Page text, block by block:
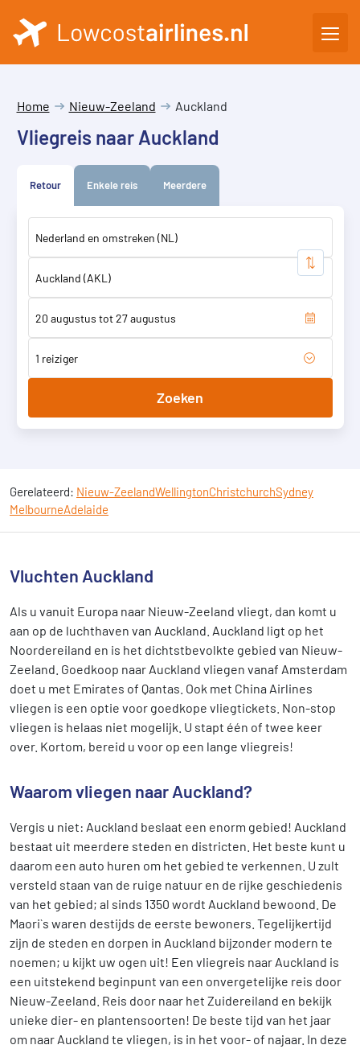
Home Nieuw-Zeeland Auckland
Vliegreis naar Auckland
Retour Enkele reis Meerdere
1 reiziger
Zoeken
Gerelateerd: Nieuw-ZeelandWellingtonChristchurchSydney
MelbourneAdelaide
Vluchten Auckland
Als u vanuit Europa naar Nieuw-Zeeland vliegt, dan komt u
aan op de luchthaven van Auckland. Auckland ligt op het
Noordereiland en is het dichtstbevolkte gebied van Nieuw-
Zeeland. Goedkoop naar Auckland vliegen vanaf Amsterdam
doet u met Emirates of Qantas. Ook met China Airlines
vliegen is een optie voor goedkope vliegtickets. Non-stop
vliegen is helaas niet mogelijk. U stapt één of twee keer
over. Kortom, bereid u voor op een lange vliegreis!
Waarom vliegen naar Auckland?
Vergis u niet: Auckland beslaat een enorm gebied! Auckland
bestaat uit meerdere steden en districten. Het beste kunt u
daarom een auto huren om het gebied te verkennen. U zult
versteld staan van de ruige natuur en de rijke geschiedenis
van het gebied; al sinds 1350 wordt Auckland bewoond. De
Maori`s waren destijds de eerste bewoners. Tegelijkertijd
zijn de steden en dorpen in Auckland bijzonder modern te
noemen; u kijkt uw ogen uit! Een vliegreis naar Auckland is
een uitstekend beginpunt van een onvergetelijke reis door
Nieuw-Zeeland. Reis door naar het Zuidereiland en bekijk
unieke dier- en plantensoorten! De beste tijd van het jaar
om naar Auckland te vliegen, is in het voor- of najaar. In deze